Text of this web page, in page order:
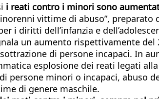
i reati contro i minori sono
vittime di abuso”,
i diritti dell’infanzia e
un aumento rispettivamente
di persone incapaci. In
esplosione dei reati legati
persone minori o incapaci, abuso
di genere maschile.